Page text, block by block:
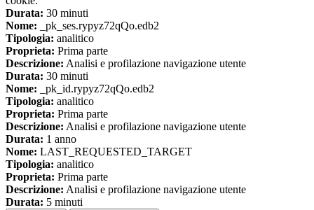
Durata: 30 minuti
Nome: _pk_ses.rypyz72qQo.edb2
Tipologia: analitico
Proprieta: Prima parte
Descrizione: Analisi e profilazione navigazione utente
Durata: 30 minuti
Nome: _pk_id.rypyz72qQo.edb2
Tipologia: analitico
Proprieta: Prima parte
Descrizione: Analisi e profilazione navigazione utente
Durata: 1 anno
Nome: LAST_REQUESTED_TARGET
Tipologia: analitico
Proprieta: Prima parte
Descrizione: Analisi e profilazione navigazione utente
Durata: 5 minuti